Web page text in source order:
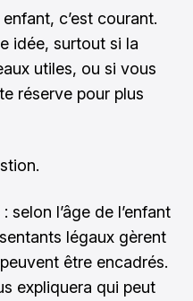
c’est courant.
idée, surtout si la
utiles, ou si vous
réserve pour plus
: selon l’âge de l’enfant
légaux gèrent
être encadrés.
expliquera qui peut